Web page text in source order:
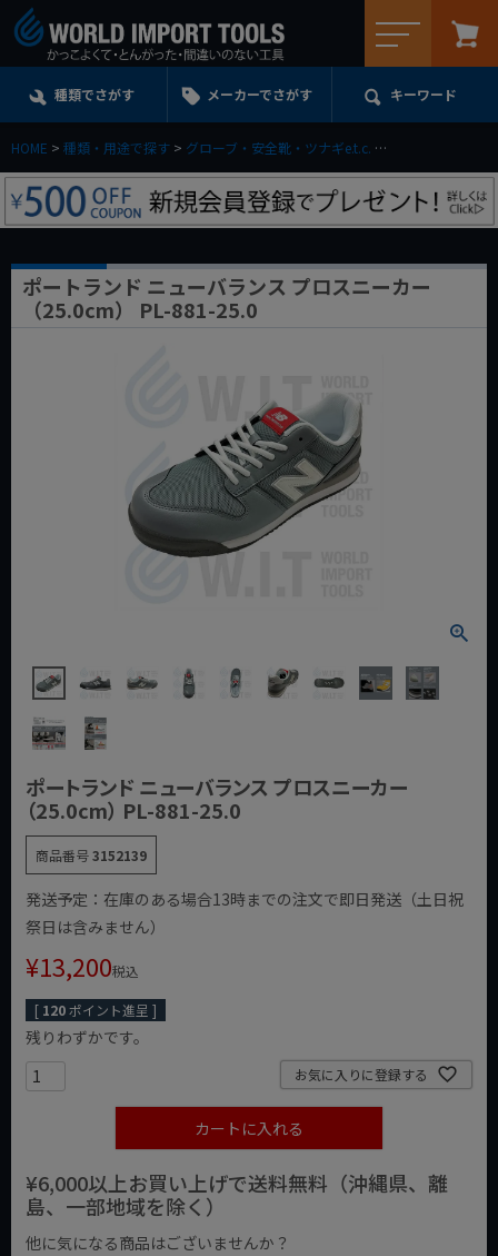
種類でさがす メーカーでさがす キーワード
HOME 種類・用途で探す グローブ・安全靴・ツナギe.t.c.
ポートランド ニューバランス プロスニーカー
（25.0cm） PL-881-25.0
ポートランド ニューバランス プロスニーカー
（25.0cm） PL-881-25.0
商品番号3152139
発送予定：在庫のある場合13時までの注文で即日発送（土日祝
祭日は含みません）
¥13,200税込
[ 120ポイント進呈 ]
残りわずかです。
お気に入りに登録する
カートに入れる
¥6,000以上お買い上げで送料無料（沖縄県、離
島、一部地域を除く）
他に気になる商品はございませんか？